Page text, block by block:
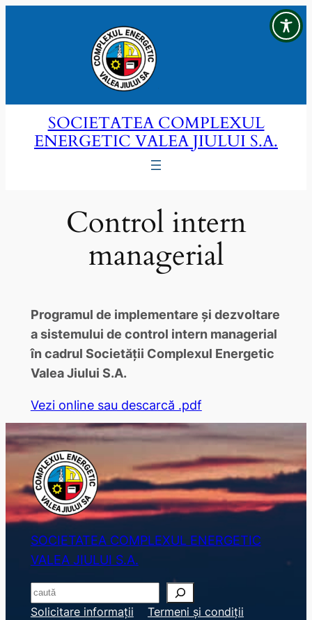
SOCIETATEA COMPLEXUL
ENERGETIC VALEA JIULUI S.A.
Control intern
managerial
Programul de implementare şi dezvoltare
a sistemului de control intern managerial
în cadrul Societăţii Complexul Energetic
Valea Jiului S.A.
Vezi online sau descarcă .pdf
SOCIETATEA COMPLEXUL ENERGETIC
VALEA JIULUI S.A.
S
e
Solicitare informații
Termeni și condiții